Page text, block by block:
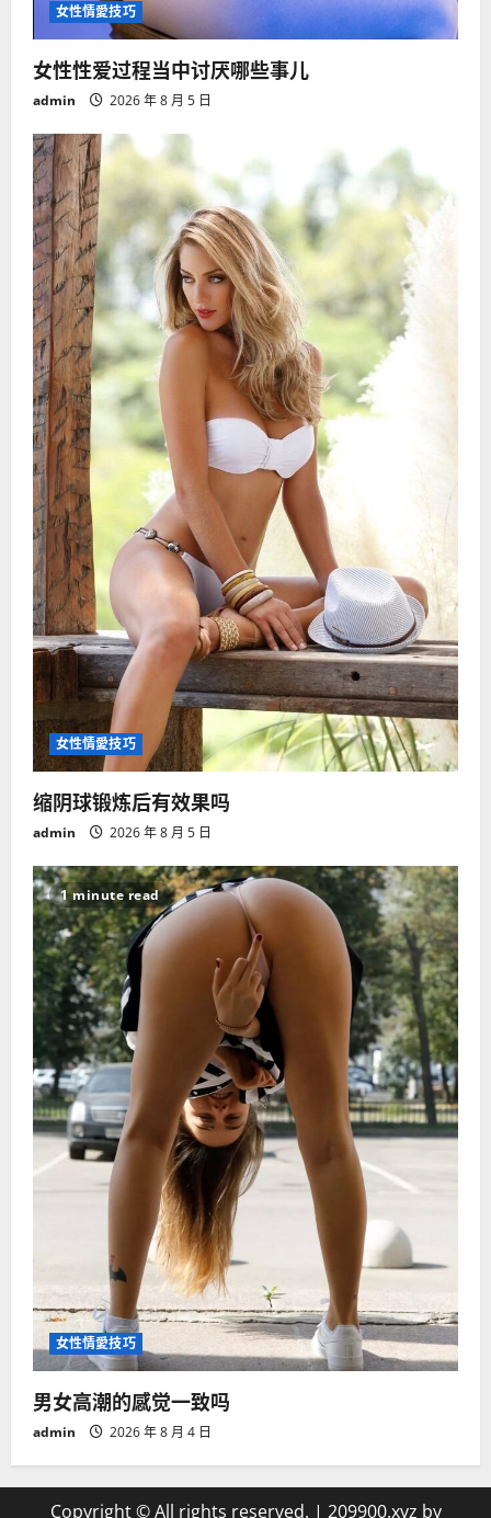
女性情愛技巧
女性性爱过程当中讨厌哪些事儿
admin 2026 年 8 月 5 日
女性情愛技巧
缩阴球锻炼后有效果吗
admin 2026 年 8 月 5 日
1 minute read
女性情愛技巧
男女高潮的感觉一致吗
admin 2026 年 8 月 4 日
Copyright © All rights reserved. | 209900.xyz by